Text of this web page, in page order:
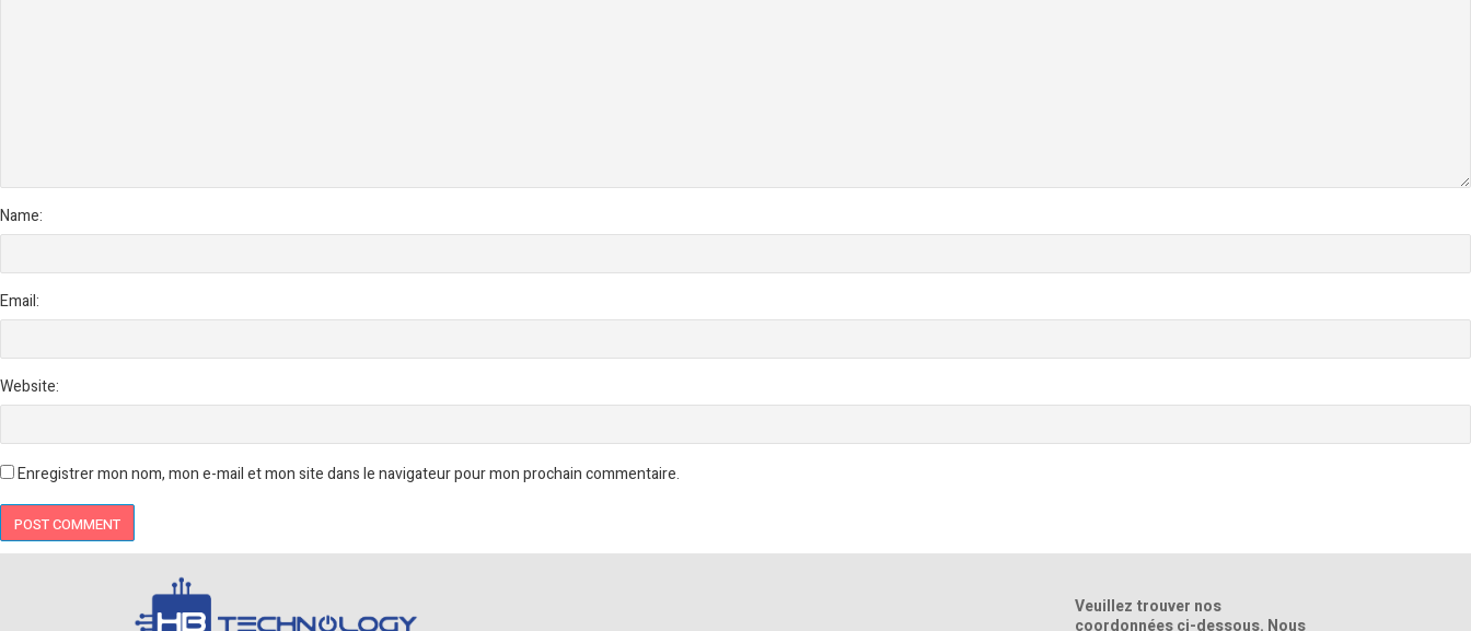
Name:
Email:
Website:
Enregistrer mon nom, mon e-mail et mon site dans le navigateur pour mon prochain commentaire.
Veuillez trouver nos
coordonnées ci-dessous. Nous